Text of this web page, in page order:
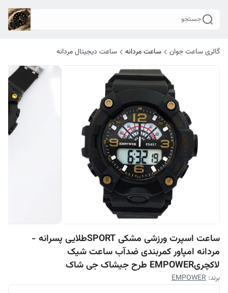
جستجو
گالری ساعت جوان ساعت مردانه ساعت دیجیتال مردانه
ساعت اسپرت ورزشی مشکی SPORTطلایی پسرانه -
مردانه امپاور کمربندی ضدآب ساعت شیک
لاکچریEMPOWER طرح جیشاک جی شاک
برند: EMPOWER